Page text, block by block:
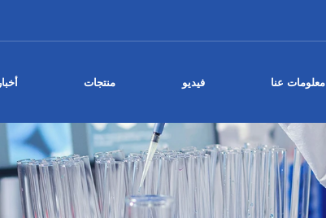
معلومات عنا فيديو منتجات أخبار